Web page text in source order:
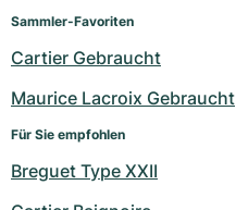
Sammler-Favoriten
Cartier Gebraucht
Maurice Lacroix Gebraucht
Für Sie empfohlen
Breguet Type XXII